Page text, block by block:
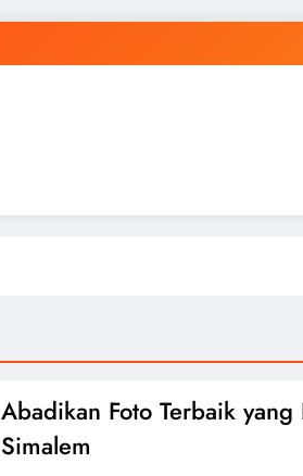
Abadikan Foto Terbaik
Simalem